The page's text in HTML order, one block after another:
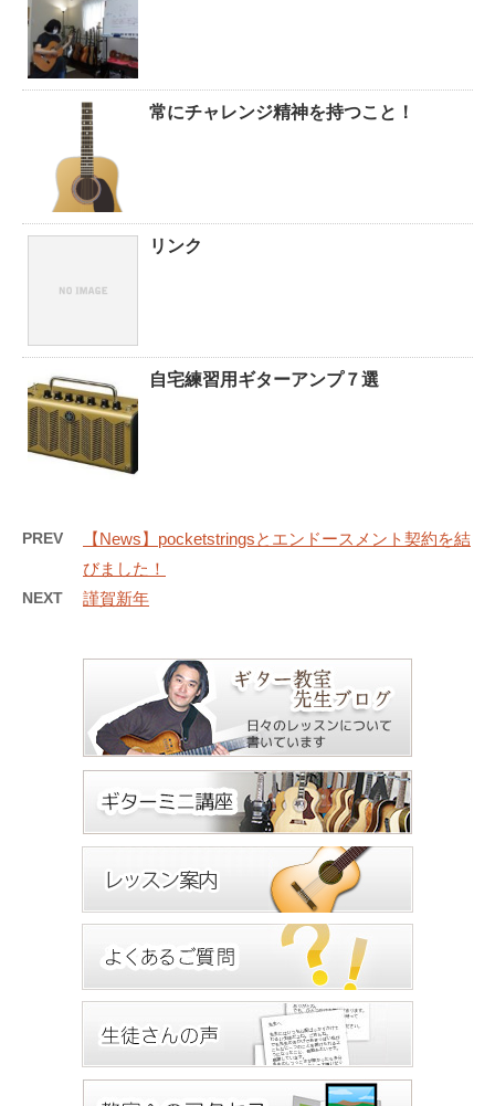
常にチャレンジ精神を持つこと！
リンク
自宅練習用ギターアンプ７選
PREV
【News】pocketstringsとエンドースメント契約を結
びました！
NEXT 謹賀新年